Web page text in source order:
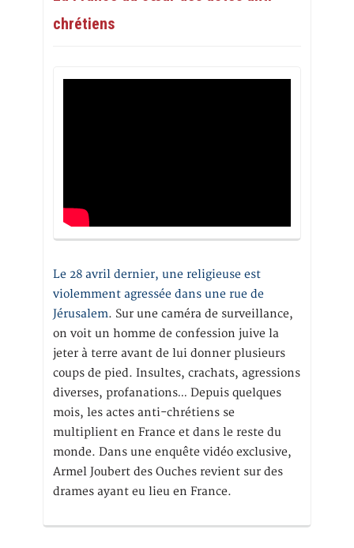
chrétiens
Le 28 avril dernier, une religieuse est
violemment agressée dans une rue de
Jérusalem. Sur une caméra de surveillance,
on voit un homme de confession juive la
jeter à terre avant de lui donner plusieurs
coups de pied. Insultes, crachats, agressions
diverses, profanations… Depuis quelques
mois, les actes anti-chrétiens se
multiplient en France et dans le reste du
monde. Dans une enquête vidéo exclusive,
Armel Joubert des Ouches revient sur des
drames ayant eu lieu en France.